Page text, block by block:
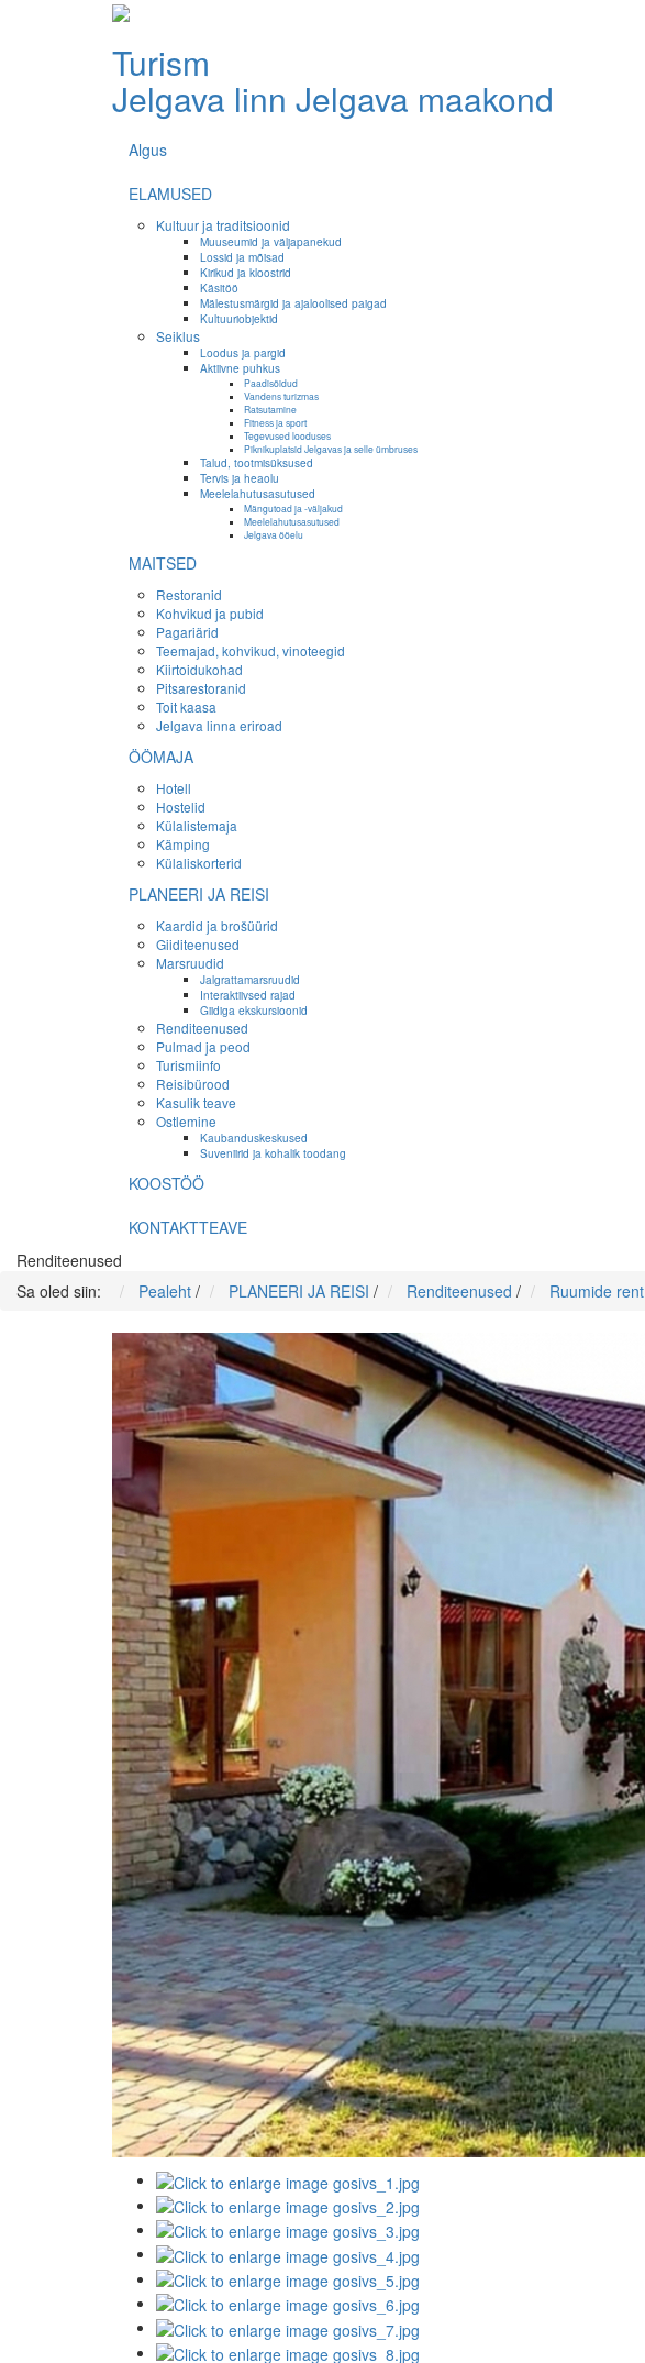
Turism
Jelgava linn Jelgava maakond
Algus
ELAMUSED
Kultuur ja traditsioonid
Muuseumid ja väljapanekud
Lossid ja mõisad
Kirikud ja kloostrid
Käsitöö
Mälestusmärgid ja ajaloolised paigad
Kultuuriobjektid
Seiklus
Loodus ja pargid
Aktiivne puhkus
Paadisõidud
Vandens turizmas
Ratsutamine
Fitness ja sport
Tegevused looduses
Piknikuplatsid Jelgavas ja selle ümbruses
Talud, tootmisüksused
Tervis ja heaolu
Meelelahutusasutused
Mängutoad ja -väljakud
Meelelahutusasutused
Jelgava ööelu
MAITSED
Restoranid
Kohvikud ja pubid
Pagariärid
Teemajad, kohvikud, vinoteegid
Kiirtoidukohad
Pitsarestoranid
Toit kaasa
Jelgava linna eriroad
ÖÖMAJA
Hotell
Hostelid
Külalistemaja
Kämping
Külaliskorterid
PLANEERI JA REISI
Kaardid ja brošüürid
Giiditeenused
Marsruudid
Jalgrattamarsruudid
Interaktiivsed rajad
Giidiga ekskursioonid
Renditeenused
Pulmad ja peod
Turismiinfo
Reisibürood
Kasulik teave
Ostlemine
Kaubanduskeskused
Suveniirid ja kohalik toodang
KOOSTÖÖ
KONTAKTTEAVE
Renditeenused
Sa oled siin:
Pealeht / PLANEERI JA REISI / Renditeenused / Ruumide rent